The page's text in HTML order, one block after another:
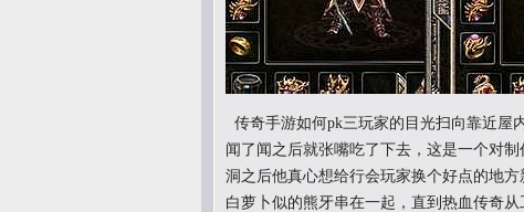
传奇手游如何pk三玩家的目光扫向靠近屋
闻了闻之后就张嘴吃了下去，这是一个对
洞之后他真心想给行会玩家换个好点的地
白萝卜似的熊牙串在一起，直到热血传奇